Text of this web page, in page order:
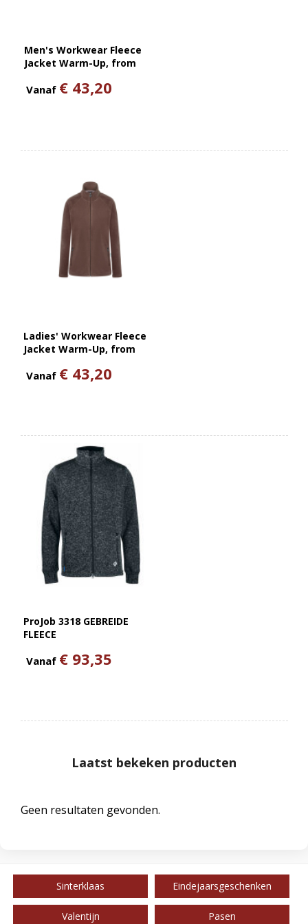
Men's Workwear Fleece
Jacket Warm-Up, from
GRS Certified Recycled
Vanaf € 43,20
Ladies' Workwear Fleece
Jacket Warm-Up, from
GRS Certified Recycled
Vanaf € 43,20
ProJob 3318 GEBREIDE
FLEECE
Vanaf € 93,35
Laatst bekeken producten
Geen resultaten gevonden.
Sinterklaas Eindejaarsgeschenken
Valentijn Pasen